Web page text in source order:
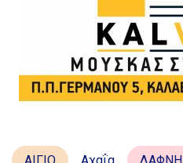
ΑΙΓΙΟ Αχαΐα ΔΑΦΝΗ